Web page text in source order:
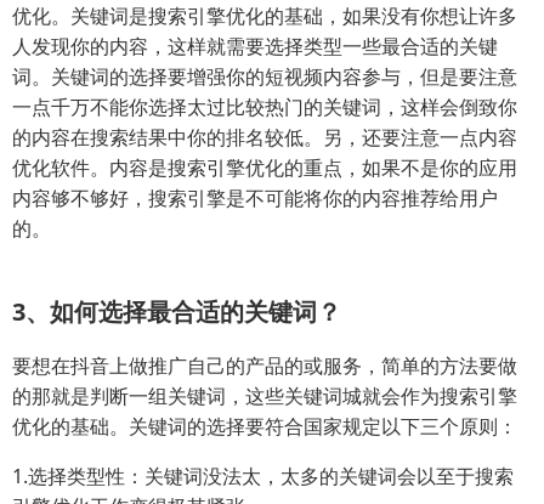
优化。关键词是搜索引擎优化的基础，如果没有你想让许多
人发现你的内容，这样就需要选择类型一些最合适的关键
词。关键词的选择要增强你的短视频内容参与，但是要注意
一点千万不能你选择太过比较热门的关键词，这样会倒致你
的内容在搜索结果中你的排名较低。另，还要注意一点内容
优化软件。内容是搜索引擎优化的重点，如果不是你的应用
内容够不够好，搜索引擎是不可能将你的内容推荐给用户
的。
3、如何选择最合适的关键词？
要想在抖音上做推广自己的产品的或服务，简单的方法要做
的那就是判断一组关键词，这些关键词城就会作为搜索引擎
优化的基础。关键词的选择要符合国家规定以下三个原则：
1.选择类型性：关键词没法太，太多的关键词会以至于搜索